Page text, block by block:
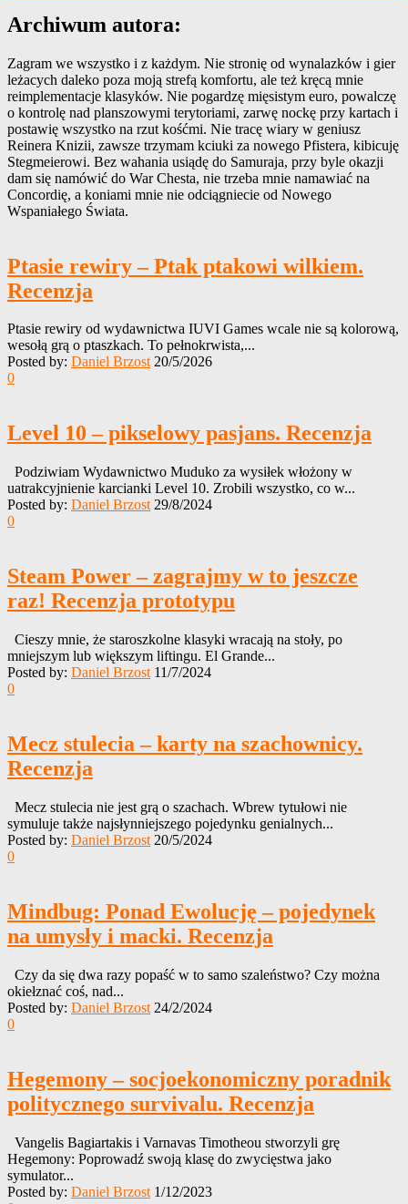
Archiwum autora:
Zagram we wszystko i z każdym. Nie stronię od wynalazków i gier
leżacych daleko poza moją strefą komfortu, ale też kręcą mnie
reimplementacje klasyków. Nie pogardzę mięsistym euro, powalczę
o kontrolę nad planszowymi terytoriami, zarwę nockę przy kartach i
postawię wszystko na rzut kośćmi. Nie tracę wiary w geniusz
Reinera Knizii, zawsze trzymam kciuki za nowego Pfistera, kibicuję
Stegmeierowi. Bez wahania usiądę do Samuraja, przy byle okazji
dam się namówić do War Chesta, nie trzeba mnie namawiać na
Concordię, a koniami mnie nie odciągniecie od Nowego
Wspaniałego Świata.
Ptasie rewiry – Ptak ptakowi wilkiem.
Recenzja
Ptasie rewiry od wydawnictwa IUVI Games wcale nie są kolorową,
wesołą grą o ptaszkach. To pełnokrwista,...
Posted by: Daniel Brzost 20/5/2026
0
Level 10 – pikselowy pasjans. Recenzja
Podziwiam Wydawnictwo Muduko za wysiłek włożony w
uatrakcyjnienie karcianki Level 10. Zrobili wszystko, co w...
Posted by: Daniel Brzost 29/8/2024
0
Steam Power – zagrajmy w to jeszcze
raz! Recenzja prototypu
Cieszy mnie, że staroszkolne klasyki wracają na stoły, po
mniejszym lub większym liftingu. El Grande...
Posted by: Daniel Brzost 11/7/2024
0
Mecz stulecia – karty na szachownicy.
Recenzja
Mecz stulecia nie jest grą o szachach. Wbrew tytułowi nie
symuluje także najsłynniejszego pojedynku genialnych...
Posted by: Daniel Brzost 20/5/2024
0
Mindbug: Ponad Ewolucję – pojedynek
na umysły i macki. Recenzja
Czy da się dwa razy popaść w to samo szaleństwo? Czy można
okiełznać coś, nad...
Posted by: Daniel Brzost 24/2/2024
0
Hegemony – socjoekonomiczny poradnik
politycznego survivalu. Recenzja
Vangelis Bagiartakis i Varnavas Timotheou stworzyli grę
Hegemony: Poprowadź swoją klasę do zwycięstwa jako
symulator...
Posted by: Daniel Brzost 1/12/2023